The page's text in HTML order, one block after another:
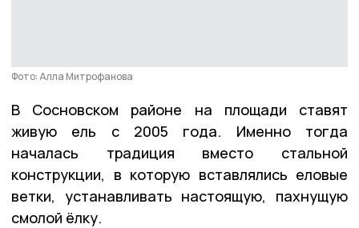
Фото: Алла Митрофанова
В Сосновском районе на площади ставят
живую ель с 2005 года. Именно тогда
началась традиция вместо стальной
конструкции, в которую вставлялись еловые
ветки, устанавливать настоящую, пахнущую
смолой ёлку.